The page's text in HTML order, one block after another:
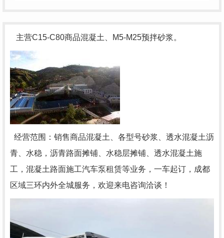
主营C15-C80商品混凝土、M5-M25预拌砂浆。
经营范围：销售商品混凝土、各型号砂浆、透水混凝土沥
青、水稳，沥青路面摊铺、水稳层摊铺、透水混凝土施
工，混凝土路面施工汽车泵租赁等业务，一车起订，成都
区域三环内外全城服务，欢迎来电咨询洽谈！